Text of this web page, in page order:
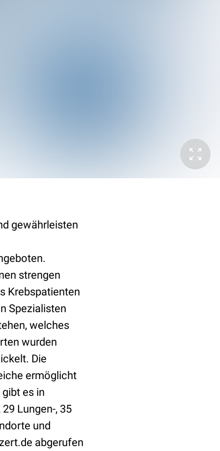
gewährleisten
strengen
Krebspatienten
Spezialisten
welches
wurden
Die
ermöglicht
es in
Lungen-, 35
und
abgerufen